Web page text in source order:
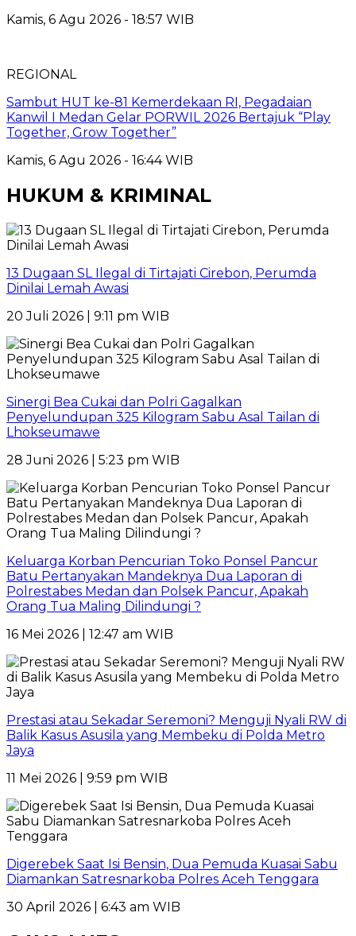
Kamis, 6 Agu 2026 - 18:57 WIB
REGIONAL
Sambut HUT ke-81 Kemerdekaan RI, Pegadaian
Kanwil I Medan Gelar PORWIL 2026 Bertajuk “Play
Together, Grow Together”
Kamis, 6 Agu 2026 - 16:44 WIB
HUKUM & KRIMINAL
13 Dugaan SL Ilegal di Tirtajati Cirebon, Perumda
Dinilai Lemah Awasi
20 Juli 2026 | 9:11 pm WIB
Sinergi Bea Cukai dan Polri Gagalkan
Penyelundupan 325 Kilogram Sabu Asal Tailan di
Lhokseumawe
28 Juni 2026 | 5:23 pm WIB
Keluarga Korban Pencurian Toko Ponsel Pancur
Batu Pertanyakan Mandeknya Dua Laporan di
Polrestabes Medan dan Polsek Pancur, Apakah
Orang Tua Maling Dilindungi ?
16 Mei 2026 | 12:47 am WIB
Prestasi atau Sekadar Seremoni? Menguji Nyali RW di
Balik Kasus Asusila yang Membeku di Polda Metro
Jaya
11 Mei 2026 | 9:59 pm WIB
Digerebek Saat Isi Bensin, Dua Pemuda Kuasai Sabu
Diamankan Satresnarkoba Polres Aceh Tenggara
30 April 2026 | 6:43 am WIB